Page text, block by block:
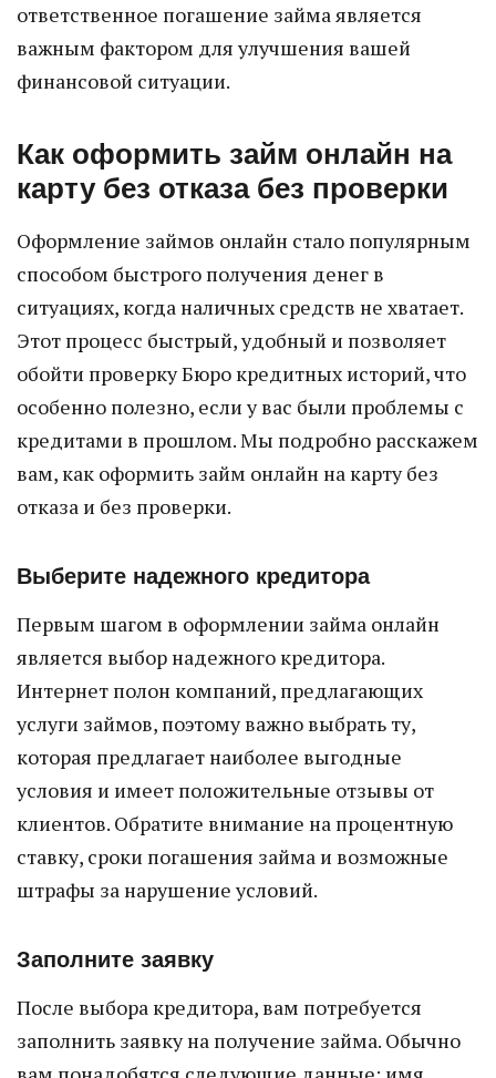
ответственное погашение займа является
важным фактором для улучшения вашей
финансовой ситуации.
Как оформить займ онлайн на
карту без отказа без проверки
Оформление займов онлайн стало популярным
способом быстрого получения денег в
ситуациях, когда наличных средств не хватает.
Этот процесс быстрый, удобный и позволяет
обойти проверку Бюро кредитных историй, что
особенно полезно, если у вас были проблемы с
кредитами в прошлом. Мы подробно расскажем
вам, как оформить займ онлайн на карту без
отказа и без проверки.
Выберите надежного кредитора
Первым шагом в оформлении займа онлайн
является выбор надежного кредитора.
Интернет полон компаний, предлагающих
услуги займов, поэтому важно выбрать ту,
которая предлагает наиболее выгодные
условия и имеет положительные отзывы от
клиентов. Обратите внимание на процентную
ставку, сроки погашения займа и возможные
штрафы за нарушение условий.
Заполните заявку
После выбора кредитора, вам потребуется
заполнить заявку на получение займа. Обычно